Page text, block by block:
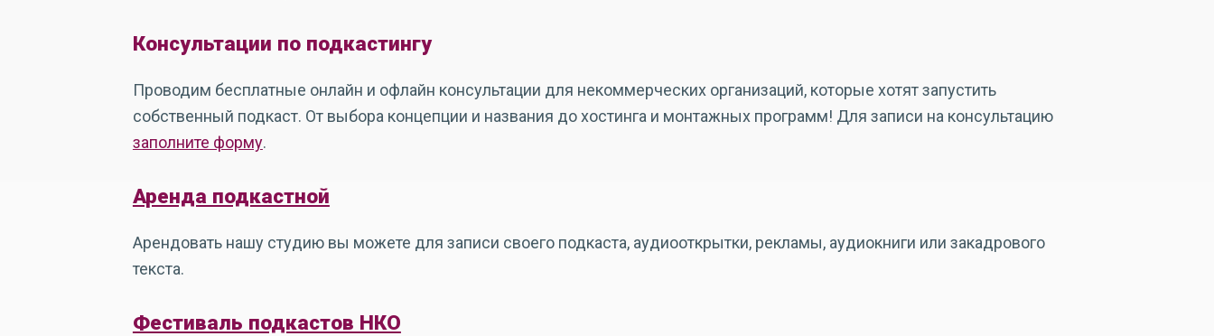
Консультации по подкастингу
Проводим бесплатные онлайн и офлайн консультации для некоммерческих организаций, которые хотят запустить
собственный подкаст. От выбора концепции и названия до хостинга и монтажных программ! Для записи на консультацию
заполните форму.
Аренда подкастной
Арендовать нашу студию вы можете для записи своего подкаста, аудиооткрытки, рекламы, аудиокниги или закадрового
текста.
Фестиваль подкастов НКО